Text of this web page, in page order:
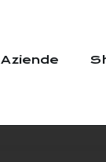
Aziende